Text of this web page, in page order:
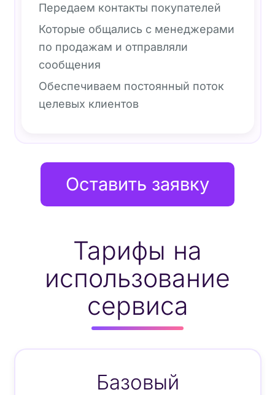
Передаем контакты покупателей
Которые общались с менеджерами
по продажам и отправляли
сообщения
Обеспечиваем постоянный поток
целевых клиентов
Оставить заявку
Тарифы на
использование
сервиса
Базовый